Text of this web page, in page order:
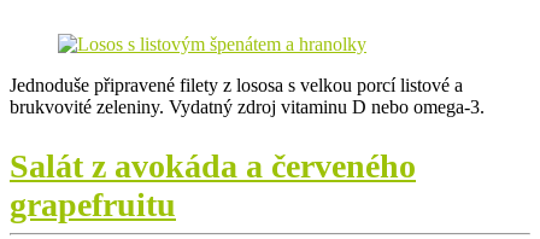
Jednoduše připravené filety z lososa s velkou porcí listové a
brukvovité zeleniny. Vydatný zdroj vitaminu D nebo omega-3.
Salát z avokáda a červeného
grapefruitu